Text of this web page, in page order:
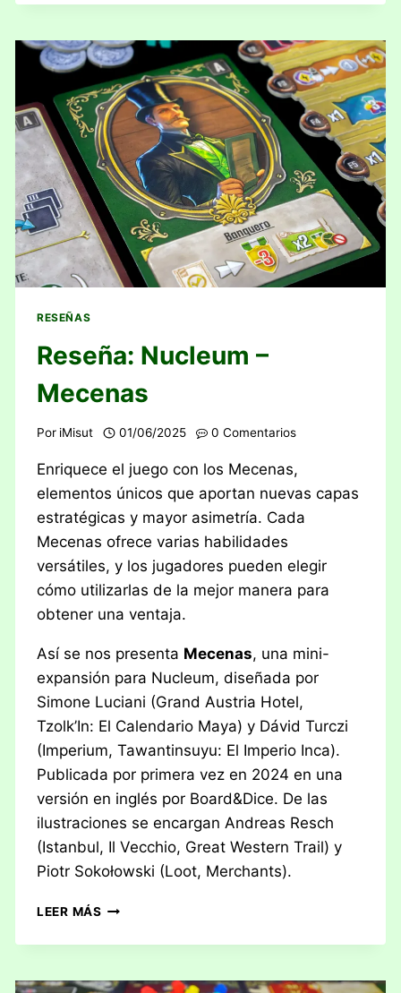
RESEÑAS
Reseña: Nucleum –
Mecenas
Por iMisut 01/06/2025 0 Comentarios
Enriquece el juego con los Mecenas,
elementos únicos que aportan nuevas capas
estratégicas y mayor asimetría. Cada
Mecenas ofrece varias habilidades
versátiles, y los jugadores pueden elegir
cómo utilizarlas de la mejor manera para
obtener una ventaja.
Así se nos presenta Mecenas, una mini-
expansión para Nucleum, diseñada por
Simone Luciani (Grand Austria Hotel,
Tzolk’In: El Calendario Maya) y Dávid Turczi
(Imperium, Tawantinsuyu: El Imperio Inca).
Publicada por primera vez en 2024 en una
versión en inglés por Board&Dice. De las
ilustraciones se encargan Andreas Resch
(Istanbul, Il Vecchio, Great Western Trail) y
Piotr Sokołowski (Loot, Merchants).
LEER MÁS RESEÑA:
–